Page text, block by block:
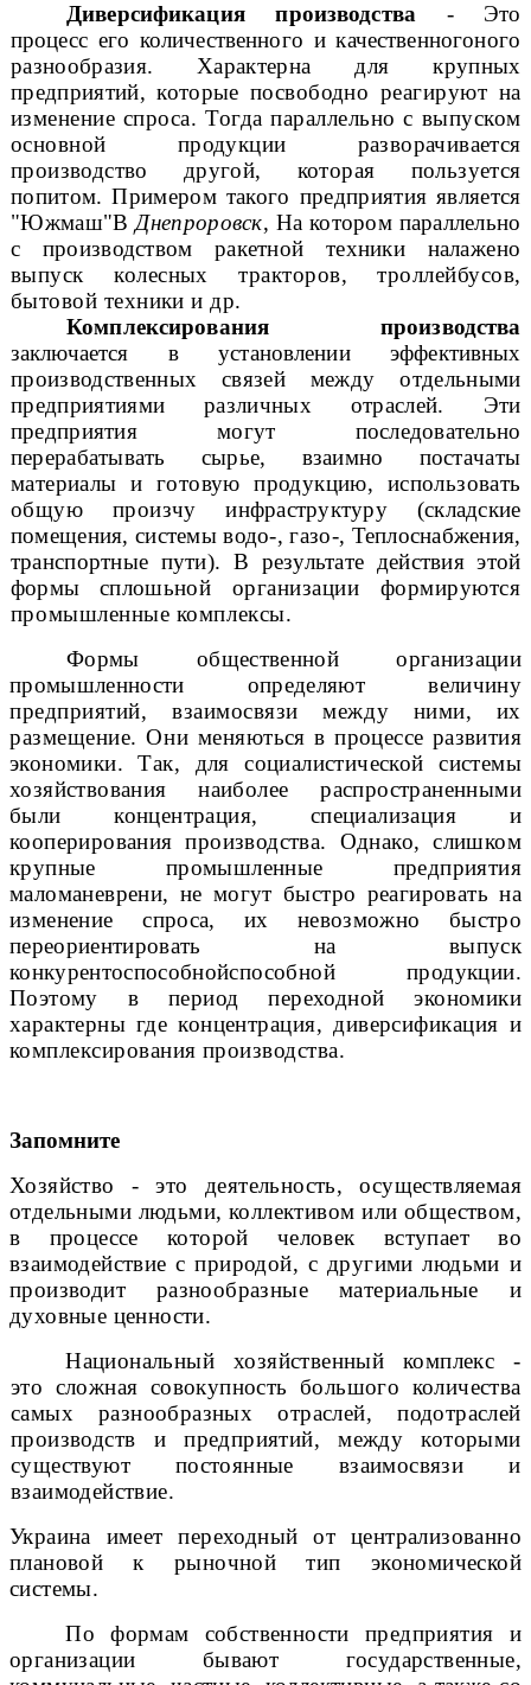
Диверсификация производства - Это
процесс его количественного и качественногоного
разнообразия. Характерна для крупных
предприятий, которые посвободно реагируют на
изменение спроса. Тогда параллельно с выпуском
основной продукции разворачивается
производство другой, которая пользуется
попитом. Примером такого предприятия является
"Южмаш"В Днепроровск, На котором параллельно
с производством ракетной техники налажено
выпуск колесных тракторов, троллейбусов,
бытовой техники и др.
Комплексирования производства
заключается в установлении эффективных
производственных связей между отдельными
предприятиями различных отраслей. Эти
предприятия могут последовательно
перерабатывать сырье, взаимно постачаты
материалы и готовую продукцию, использовать
общую произчу инфраструктуру (складские
помещения, системыводо-,газо-, Теплоснабжения,
транспортные пути). В результате действия этой
формы сплошьной организации формируются
промышленные комплексы.
Формы общественной организации
промышленности определяют величину
предприятий, взаимосвязи между ними, их
размещение. Они меняються в процессе развития
экономики. Так, для социалистической системы
хозяйствования наиболее распространенными
были концентрация, специализация и
кооперирования производства. Однако, слишком
крупные промышленные предприятия
маломаневрени, не могут быстро реагировать на
изменениеспроса, их невозможно быстро
переориентировать на выпуск
конкурентоспособнойспособной продукции.
Поэтому в период переходной экономики
характерны где концентрация, диверсификация и
комплексирования производства.
Запомните
Хозяйство - это деятельность, осуществляемая
отдельными людьми, коллективом или обществом,
в процессе которой человек вступает во
взаимодействие с природой, с другими людьми и
производит разнообразные материальные и
духовные ценности.
Национальный хозяйственный комплекс -
это сложная совокупность большого количества
самых разнообразных отраслей, подотраслей
производств и предприятий, между которыми
существуют постоянные взаимосвязи и
взаимодействие.
Украина имеет переходный от централизованно
плановой к рыночной тип экономической
системы.
По формам собственности предприятия и
организации бывают государственные,